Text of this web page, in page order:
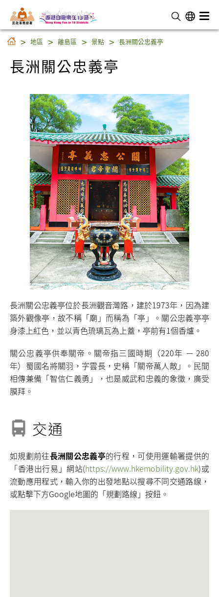
民 政 事 務 總 署
長洲關公忠義亭
地區 離島區 景點 長洲關公忠義亭
長洲關公忠義亭
長洲關公忠義亭位於長洲觀音灣路，建於1973年，因為建
築外觀像亭，故不稱「廟」而稱為「亭」。關公忠義亭亭
身漆上紅色，並以青色琉璃瓦為上蓋，亭前有1個香爐。
關公忠義亭供奉關帝。關帝指三國時期（220年 － 280
年）蜀國名將關羽，字雲長，史稱「關帝萬人敵」。民間
相傳兼備「智信仁義勇」，也是威武和忠義的象徵，廣受
膜拜。
交通
如規劃前往長洲關公忠義亭的行程，可使用運輸署提供的
「香港出行易」網站(https://www.hkemobility.gov.hk)或
流動應用程式，輸入你的出發地點以搜尋不同交通路線，
或點擊下方Google地圖的「規劃路線」按鈕。